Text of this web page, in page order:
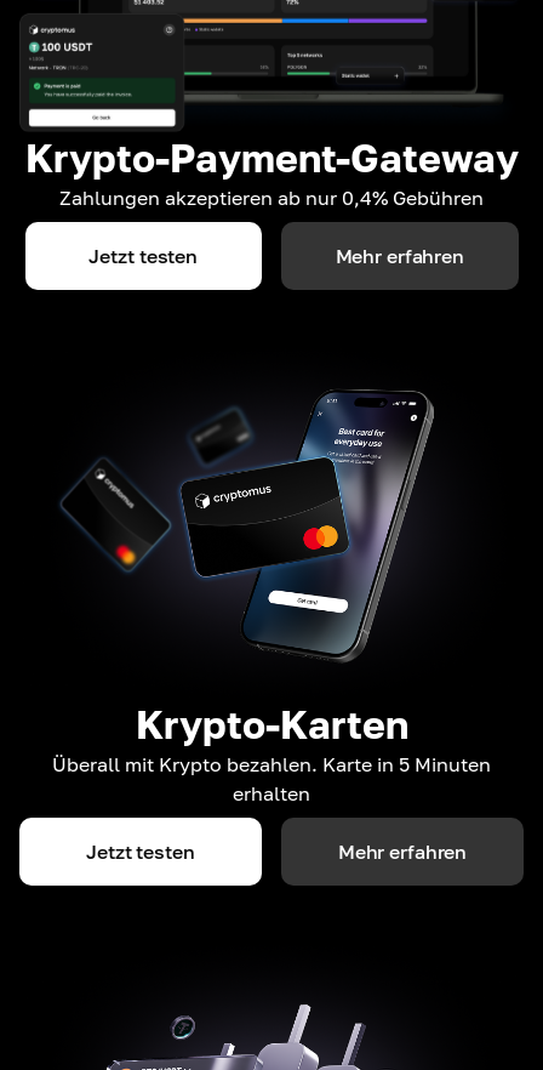
Krypto-Payment-Gateway
Zahlungen akzeptieren ab nur 0,4% Gebühren
Jetzt testen Mehr erfahren
Krypto-Karten
Überall mit Krypto bezahlen. Karte in 5 Minuten
erhalten
Jetzt testen Mehr erfahren